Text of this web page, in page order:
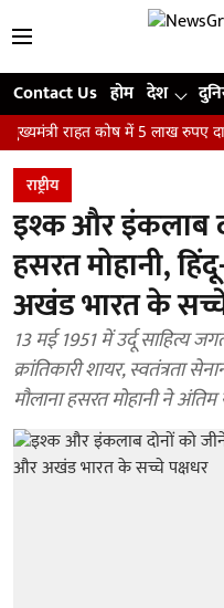
Contact Us होम देश
कोष में 5 लाख रुपए दान किए
राष्ट्रीय
इश्क और इंकलाब
हसरत मोहानी,
अखंड भारत के
13 मई 1951 में उर्दू साहित्य
क्रांतिकारी शायर, स्वतंत्रता
मौलाना हसरत मोहानी ने